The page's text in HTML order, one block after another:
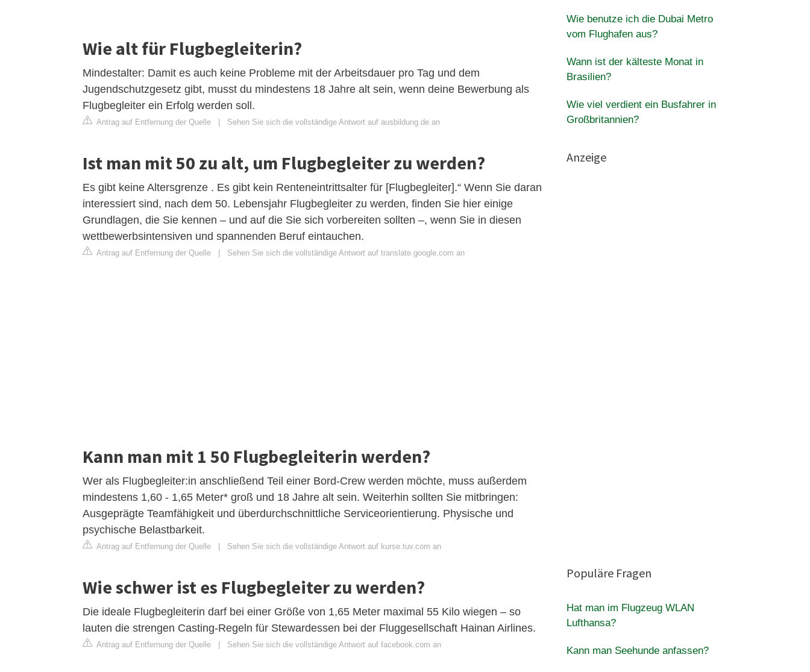
Wie alt für Flugbegleiterin?
Mindestalter: Damit es auch keine Probleme mit der Arbeitsdauer pro Tag und dem
Jugendschutzgesetz gibt, musst du mindestens 18 Jahre alt sein, wenn deine Bewerbung als
Flugbegleiter ein Erfolg werden soll.
Antrag auf Entfernung der Quelle Sehen Sie sich die vollständige Antwort auf ausbildung.de an
Ist man mit 50 zu alt, um Flugbegleiter zu werden?
Es gibt keine Altersgrenze . Es gibt kein Renteneintrittsalter für [Flugbegleiter].“ Wenn Sie daran
interessiert sind, nach dem 50. Lebensjahr Flugbegleiter zu werden, finden Sie hier einige
Grundlagen, die Sie kennen – und auf die Sie sich vorbereiten sollten –, wenn Sie in diesen
wettbewerbsintensiven und spannenden Beruf eintauchen.
Antrag auf Entfernung der Quelle Sehen Sie sich die vollständige Antwort auf translate.google.com an
Kann man mit 1 50 Flugbegleiterin werden?
Wer als Flugbegleiter:in anschließend Teil einer Bord-Crew werden möchte, muss außerdem
mindestens 1,60 - 1,65 Meter* groß und 18 Jahre alt sein. Weiterhin sollten Sie mitbringen:
Ausgeprägte Teamfähigkeit und überdurchschnittliche Serviceorientierung. Physische und
psychische Belastbarkeit.
Antrag auf Entfernung der Quelle Sehen Sie sich die vollständige Antwort auf kurse.tuv.com an
Wie schwer ist es Flugbegleiter zu werden?
Die ideale Flugbegleiterin darf bei einer Größe von 1,65 Meter maximal 55 Kilo wiegen – so
lauten die strengen Casting-Regeln für Stewardessen bei der Fluggesellschaft Hainan Airlines.
Antrag auf Entfernung der Quelle Sehen Sie sich die vollständige Antwort auf facebook.com an
Wie benutze ich die Dubai Metro
vom Flughafen aus?
Wann ist der kälteste Monat in
Brasilien?
Wie viel verdient ein Busfahrer in
Großbritannien?
Anzeige
Populäre Fragen
Hat man im Flugzeug WLAN
Lufthansa?
Kann man Seehunde anfassen?